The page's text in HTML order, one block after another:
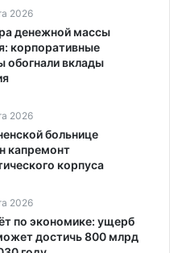
2026
денежной массы
корпоративные
обогнали вклады
2026
больнице
капремонт
корпуса
2026
по экономике: ущерб
достичь 800 млрд